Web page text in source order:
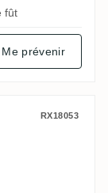
fût
Me prévenir
Ed.
RX18053